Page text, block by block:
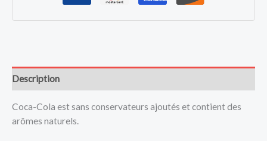
Description
Coca-Cola est sans conservateurs ajoutés et contient des
arômes naturels.